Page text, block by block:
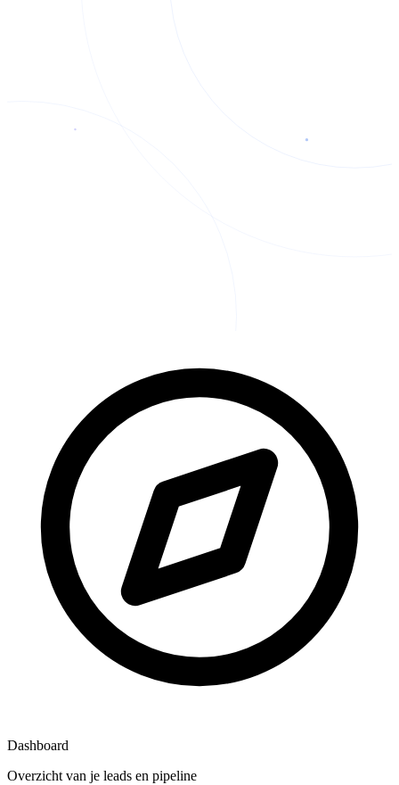
Dashboard
Overzicht van je leads en pipeline